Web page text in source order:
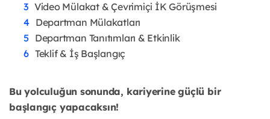
Video Mülakat & Çevrimiçi İK Görüşmesi
Departman Mülakatları
Departman Tanıtımları & Etkinlik
Teklif & İş Başlangıç
Bu yolculuğun sonunda, kariyerine güçlü bir
başlangıç yapacaksın!